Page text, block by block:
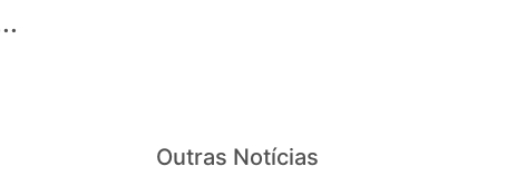
Outras Notícias